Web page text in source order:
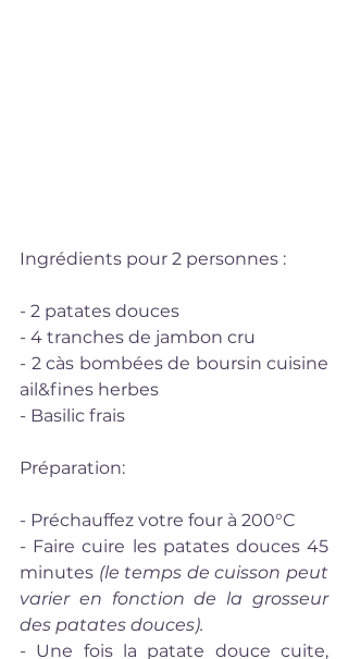
Ingrédients pour 2 personnes :
- 2 patates douces
- 4 tranches de jambon cru
- 2 càs bombées de boursin cuisine
ail&fines herbes
- Basilic frais
Préparation:
- Préchauffez votre four à 200°C
- Faire cuire les patates douces 45
minutes (le temps de cuisson peut
varier en fonction de la grosseur
des patates douces).
- Une fois la patate douce cuite,